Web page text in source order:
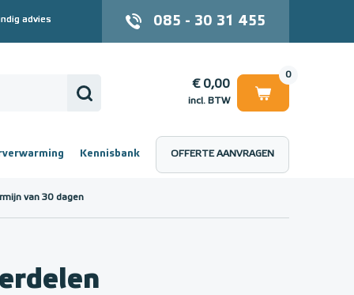
advies 085 - 30 31 455
0
€ 0,00
incl. BTW
€ 0,00
Kennisbank OFFERTE AANVRAGEN
van 30 dagen